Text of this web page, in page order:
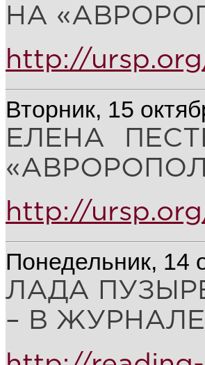
НА
http://
Вторник, 15
ЕЛЕНА
http://
Понедельник, 14
ЛАДА
– В ЖУРНАЛЕ